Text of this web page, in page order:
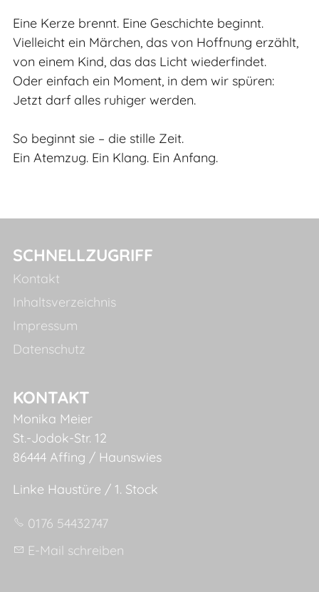
Eine Kerze brennt. Eine Geschichte beginnt.
Vielleicht ein Märchen, das von Hoffnung erzählt,
von einem Kind, das das Licht wiederfindet.
Oder einfach ein Moment, in dem wir spüren:
Jetzt darf alles ruhiger werden.
So beginnt sie – die stille Zeit.
Ein Atemzug. Ein Klang. Ein Anfang.
SCHNELLZUGRIFF
Kontakt
Inhaltsverzeichnis
Impressum
Datenschutz
KONTAKT
Monika Meier
St.-Jodok-Str. 12
86444 Affing / Haunswies
Linke Haustüre / 1. Stock
0176 54432747
E-Mail schreiben